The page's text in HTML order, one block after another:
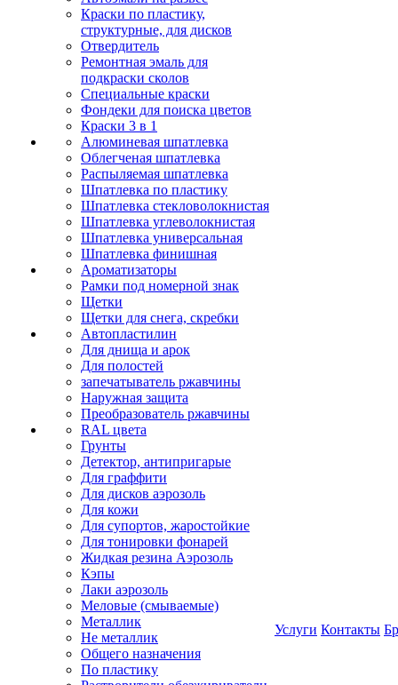
Краски по пластику,
структурные, для дисков
Отвердитель
Ремонтная эмаль для
подкраски сколов
Специальные краски
Фондеки для поиска цветов
Краски 3 в 1
Алюминевая шпатлевка
Облегченая шпатлевка
Распыляемая шпатлевка
Шпатлевка по пластику
Шпатлевка стекловолокнистая
Шпатлевка углеволокнистая
Шпатлевка универсальная
Шпатлевка финишная
Ароматизаторы
Рамки под номерной знак
Щетки
Щетки для снега, скребки
Автопластилин
Для днища и арок
Для полостей
запечатыватель ржавчины
Наружная защита
Преобразователь ржавчины
RAL цвета
Грунты
Детектор, антипригарые
Для граффити
Для дисков аэрозоль
Для кожи
Для супортов, жаростойкие
Для тонировки фонарей
Жидкая резина Аэрозоль
Кэпы
Лаки аэрозоль
Меловые (смываемые)
Металлик
Не металлик
Общего назначения
По пластику
Услуги Контакты